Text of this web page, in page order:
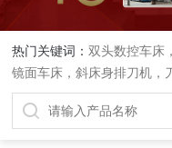
热门关键词：双头数控车床
镜面车床，斜床身排刀机，
械手